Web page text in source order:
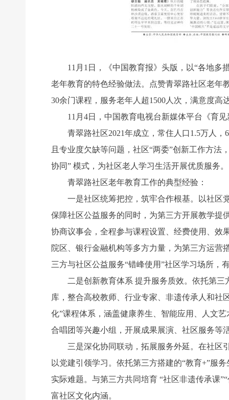
11月1日，《中国教育报》头版，以“各地多
老年教育的特色经验做法。点赞青翠路社区老年
30余门课程，服务老年人超1500人次，满意度高
11月4日，中国教育电视台新媒体平台《育见
青翠路社区2021年成立，常住人口1.5万人，
且专业度欠缺等问题，社区“两委”创新工作方
协同” 模式，为社区老人学习生活开展优质服务。
青翠路社区老年教育工作的典型经验：
一是社区统筹把控，筑牢合作根基。以社区党
保障社区公益服务的同时，为第三方开展教学提
协商议事会，全程参与课程设置、经费使用、效
院区、银行金融机构等多方力量，为第三方运
三方与社区公益服务“错峰使用”社区学习场所，
二是创新教育体系 提升服务质效。依托第三
库，整合高校教师、行业专家、非遗传承人和社
化”课程体系，涵盖健康养生、智能应用、人文
合唱团等兴趣小组，开展成果展演、社区服务等
三是深化协同联动，拓展服务外延。在社区引
以党建引领学习。依托第三方搭建的“教育+”服
实际难题。与第三方共同培育 “社区非遗传承课
富社区文化内涵。